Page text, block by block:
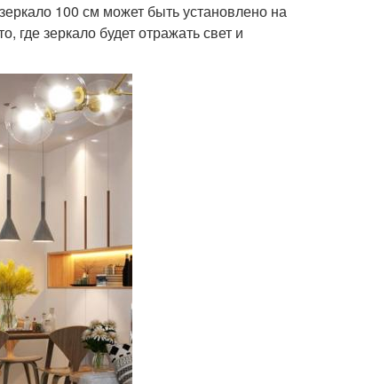
100 см может быть установлено на
зеркало будет отражать свет и